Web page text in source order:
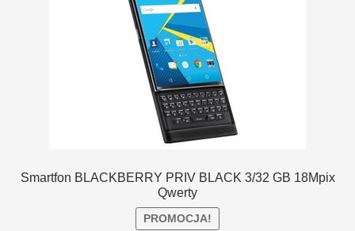
Smartfon BLACKBERRY PRIV BLACK 3/32 GB 18Mpix
Qwerty
PROMOCJA!